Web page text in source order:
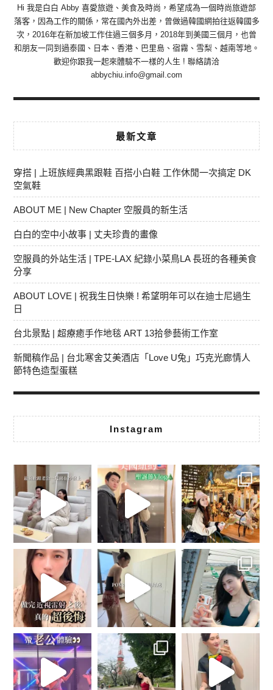
Hi 我是白白 Abby 喜愛旅遊、美食及時尚，希望成為一個時尚旅遊部
落客，因為工作的關係，常在國內外出差，曾做過韓國網拍往返韓國多
次，2016年在新加坡工作住過三個多月，2018年到美國三個月，也曾
和朋友一同到過泰國、日本、香港、巴里島、宿霧、雪梨、越南等地。
歡迎你跟我一起來體驗不一樣的人生 ! 聯絡請洽
abbychiu.info@gmail.com
最新文章
穿搭 | 上班族經典黑跟鞋 百搭小白鞋 工作休閒一次搞定 DK
空氣鞋
ABOUT ME | New Chapter 空服員的新生活
白白的空中小故事 | 丈夫珍貴的畫像
空服員的外站生活 | TPE-LAX 紀錄小菜鳥LA 長班的各種美食
分享
ABOUT LOVE | 祝我生日快樂 ! 希望明年可以在迪士尼過生
日
台北景點 | 超療癒手作地毯 ART 13拾參藝術工作室
新聞稿作品 | 台北寒舍艾美酒店「Love U兔」巧克光廊情人
節特色造型蛋糕
Instagram